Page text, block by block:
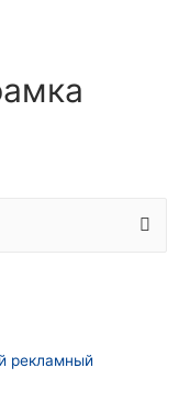
рекламный